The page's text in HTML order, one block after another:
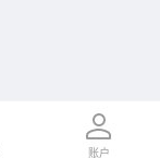
账户